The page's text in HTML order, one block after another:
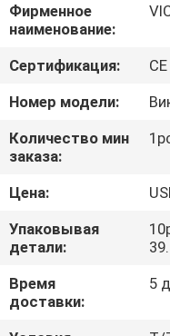
ПРОВЕРКА
КАЧЕСТВА
СВЯЖИТЕСЬ
МЫ
НОВОСТИ
СЛУЧАИ
Фирменное
наименование:
Сертификация:
CE
Номер модели:
Количество мин
заказа:
Цена:
Упаковывая
детали:
Время
доставки:
5